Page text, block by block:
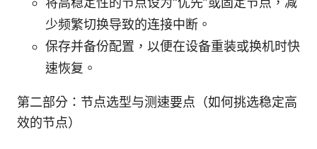
少频繁切换导致的连接中断。
保存并备份配置，以便在设备重装或换机时快
速恢复。
第二部分：节点选型与测速要点（如何挑选稳定高
效的节点）